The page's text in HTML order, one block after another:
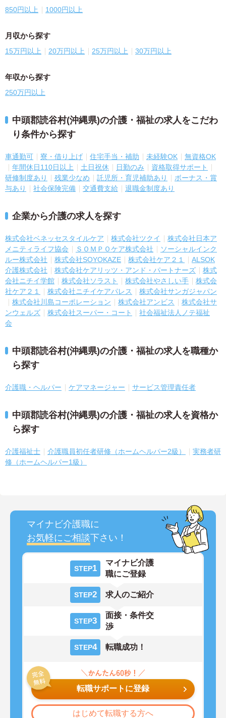
850円以上 1000円以上
月収から探す
15万円以上 20万円以上 25万円以上 30万円以上
年収から探す
250万円以上
中頭郡読谷村(沖縄県)の介護・福祉の求人をこだわ
り条件から探す
車通勤可 寮・借り上げ 住宅手当・補助 未経験OK
無資格OK
年間休日110日以上
土日祝休 日勤のみ
資格取得サポート
研修制度あり
残業少なめ 託児所・育児補助あり
ボーナス・賞
与あり
社会保険完備 交通費支給 退職金制度あり
企業から介護の求人を探す
株式会社ベネッセスタイルケア 株式会社ツクイ
株式会社日本ア
メニティライフ協会
ＳＯＭＰＯケア株式会社
ソーシャルインク
ルー株式会社
株式会社SOYOKAZE 株式会社ケア２１
ALSOK
介護株式会社
株式会社ケアリッツ・アンド・パートナーズ
株式
会社ニチイ学館
株式会社ソラスト 株式会社やさしい手
株式会
社ケア２１
株式会社ニチイケアパレス
株式会社サンガジャパン
株式会社川島コーポレーション
株式会社アンビス
株式会社サ
ンウェルズ
株式会社スーパー・コート
社会福祉法人ノテ福祉
会
中頭郡読谷村(沖縄県)の介護・福祉の求人を職種か
ら探す
介護職・ヘルパー ケアマネージャー サービス管理責任者
中頭郡読谷村(沖縄県)の介護・福祉の求人を資格か
ら探す
介護福祉士 介護職員初任者研修（ホームヘルパー2級）
実務者研
修（ホームヘルパー1級）
マイナビ介護職に
お気軽にご相談下さい！
STEP1
マイナビ介護
職にご登録
STEP2 求人のご紹介
STEP3
面接・条件交
渉
STEP4 転職成功！
転職サポートに登録
はじめて転職する方へ